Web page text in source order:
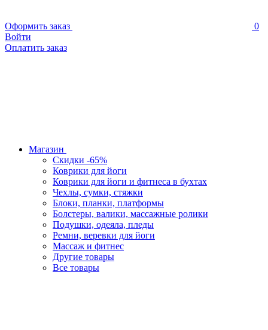
Оформить заказ
0
Войти
Оплатить заказ
Магазин
Скидки -65%
Коврики для йоги
Коврики для йоги и фитнеса в бухтах
Чехлы, сумки, стяжки
Блоки, планки, платформы
Болстеры, валики, массажные ролики
Подушки, одеяла, пледы
Ремни, веревки для йоги
Массаж и фитнес
Другие товары
Все товары